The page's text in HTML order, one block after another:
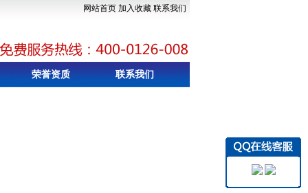
网站首页 加入收藏 联系我们
荣誉资质 联系我们